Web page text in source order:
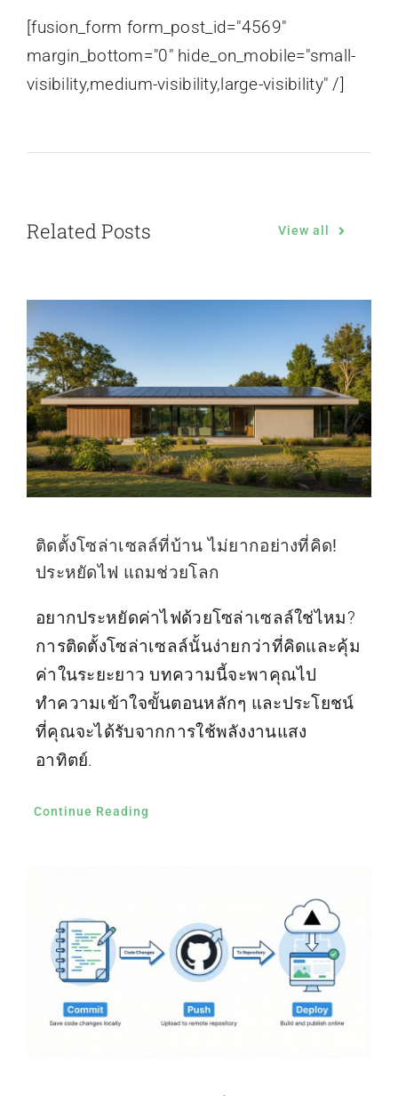
[fusion_form form_post_id="4569"
margin_bottom="0" hide_on_mobile="small-
visibility,medium-visibility,large-visibility" /]
Related Posts View all
ติดตั้งโซล่าเซลล์ที่บ้าน ไม่ยากอย่างที่คิด!
ประหยัดไฟ แถมช่วยโลก
อยากประหยัดค่าไฟด้วยโซล่าเซลล์ใช่ไหม?
การติดตั้งโซล่าเซลล์นั้นง่ายกว่าที่คิดและคุ้ม
ค่าในระยะยาว บทความนี้จะพาคุณไป
ทำความเข้าใจขั้นตอนหลักๆ และประโยชน์
ที่คุณจะได้รับจากการใช้พลังงานแสง
อาทิตย์.
Continue Reading